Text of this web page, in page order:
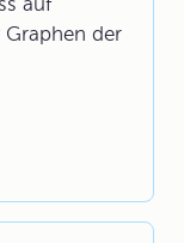
Graphen der